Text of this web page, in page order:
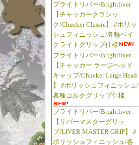
ブライトリバー/Brightliver
【チャッカークラシッ
ク/Chucker Classic】 #ポリッ
シュフィニッシュ/各種ベイ
クライトグリップ仕様
ブライトリバー/Brightliver
【チャッカー ラージヘッド
キャップ/Chucker Large Head
】 #ポリッシュフィニッシュ/
各種コルクグリップ仕様
ブライトリバー/Brightliver
【リバーマスターグリッ
プ/LIVER MASTER GRIP】 #
ポリッシュフィニッシュ/各